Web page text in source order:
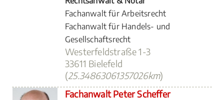
Fachanwalt für Arbeitsrecht
Fachanwalt für Handels- und
Gesellschaftsrecht
Westerfeldstraße 1-3
33611 Bielefeld
(25.34863061357026km)
Fachanwalt Peter Scheffer